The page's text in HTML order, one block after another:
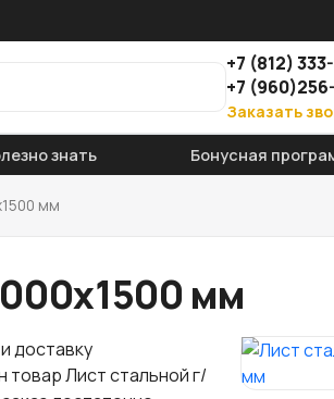
+7 (812)
+7 (960)
Заказать
знать Бонусная
мм
мм
доставку
Лист стальной г/